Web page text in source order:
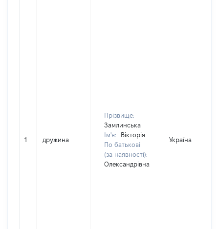
1 дружина
Прізвище:
Замлинська
Ім'я:
Вікторія
По батькові
(за наявності):
Олександрівна
Україна